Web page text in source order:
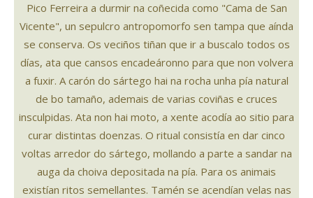
Pico Ferreira a durmir na coñecida como "Cama de San
Vicente", un sepulcro antropomorfo sen tampa que aínda
se conserva. Os veciños tiñan que ir a buscalo todos os
días, ata que cansos encadeáronno para que non volvera
a fuxir. A carón do sártego hai na rocha unha pía natural
de bo tamaño, ademais de varias coviñas e cruces
insculpidas. Ata non hai moto, a xente acodía ao sitio para
curar distintas doenzas. O ritual consistía en dar cinco
voltas arredor do sártego, mollando a parte a sandar na
auga da choiva depositada na pía. Para os animais
existían ritos semellantes. Tamén se acendían velas nas